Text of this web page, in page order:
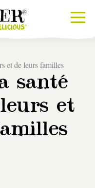
et de leurs familles
santé
et